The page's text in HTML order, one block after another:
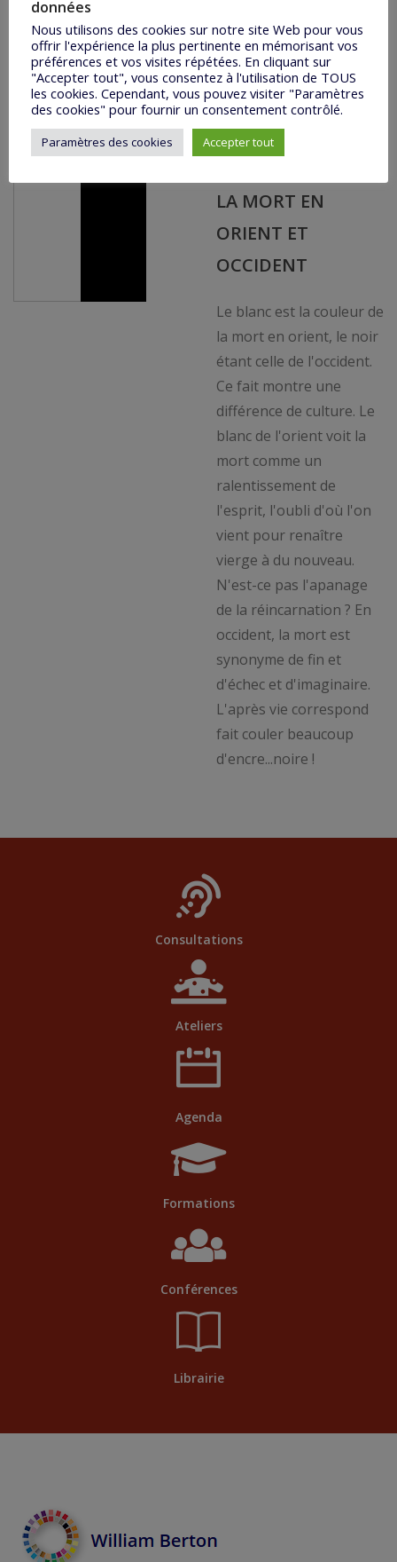
connaissait le sens des
couleurs car n'est-ce pas
la bonne couleur pour
faire entrer tout le
monde dans le rang !
LA MORT EN
ORIENT ET
OCCIDENT
Le blanc est la couleur de
la mort en orient, le noir
étant celle de l'occident.
Ce fait montre une
différence de culture. Le
blanc de l'orient voit la
mort comme un
ralentissement de
l'esprit, l'oubli d'où l'on
vient pour renaître
vierge à du nouveau.
N'est-ce pas l'apanage
de la réincarnation ? En
occident, la mort est
synonyme de fin et
d'échec et d'imaginaire.
L'après vie correspond
fait couler beaucoup
d'encre...noire !
Consultations
Ateliers
Agenda
Formations
Conférences
Librairie
données
Nous utilisons des cookies sur notre site Web pour vous
offrir l'expérience la plus pertinente en mémorisant vos
préférences et vos visites répétées. En cliquant sur
"Accepter tout", vous consentez à l'utilisation de TOUS
les cookies. Cependant, vous pouvez visiter "Paramètres
des cookies" pour fournir un consentement contrôlé.
Paramètres des cookies Accepter tout